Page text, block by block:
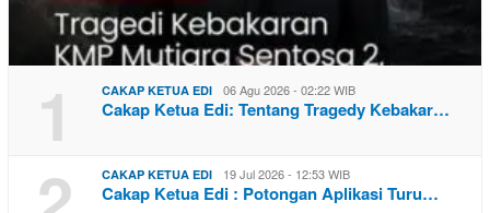
1 CAKAP KETUA EDI 06 Agu 2026 - 02:22 WIB
Cakap Ketua Edi: Tentang Tragedy Kebakar…
CAKAP KETUA EDI 19 Jul 2026 - 12:53 WIB
Cakap Ketua Edi : Potongan Aplikasi Turu…